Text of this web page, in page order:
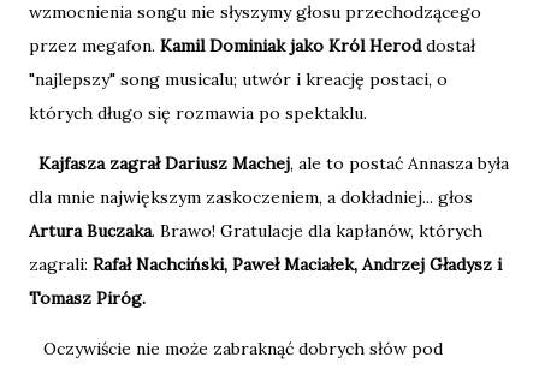
wzmocnienia songu nie słyszymy głosu przechodzącego
przez megafon. Kamil Dominiak jako Król Heroddostał
"najlepszy" song musicalu; utwór i kreację postaci, o
których długo się rozmawia po spektaklu.
Kajfasza zagrał Dariusz Machej, ale to postać Annasza była
dla mnie największym zaskoczeniem, a dokładniej... głos
Artura Buczaka. Brawo! Gratulacje dla kapłanów, których
zagrali: Rafał Nachciński, Paweł Maciałek, Andrzej Gładysz i
Tomasz Piróg.
Oczywiście nie może zabraknąć dobrych słów pod